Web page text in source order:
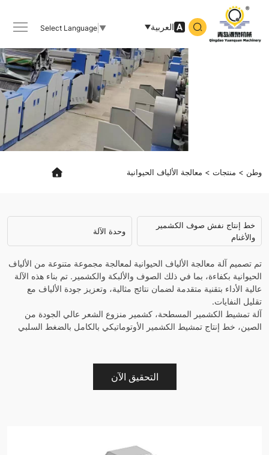
العربية Select Language ▼
animal
fiber
processing
وطن منتجات معالجة الألياف الحيوانية
خط إنتاج نفش صوف الكشمير
والأغنام
وحدة الآلة
تم تصميم آلة معالجة الألياف الحيوانية لمعالجة مجموعة متنوعة من الألياف
الحيوانية بكفاءة، بما في ذلك الصوف والألبكة والكشمير. تم بناء هذه الآلة
عالية الأداء بتقنية متقدمة لضمان نتائج مثالية، وتعزيز جودة الألياف مع
تقليل النفايات.
آلة تمشيط الكشمير المسطحة، كشمير منزوع الشعر عالي الجودة من
الصين، خط إنتاج تمشيط الكشمير الأوتوماتيكي بالكامل بالضغط السلبي
التحقيق الآن